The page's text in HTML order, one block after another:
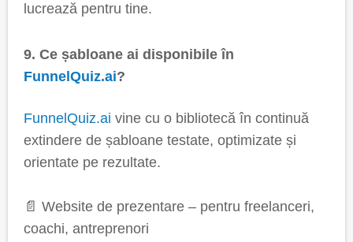
lucrează pentru tine.
9. Ce șabloane ai disponibile în
FunnelQuiz.ai?
FunnelQuiz.ai vine cu o bibliotecă în continuă
extindere de șabloane testate, optimizate și
orientate pe rezultate.
📄 Website de prezentare – pentru freelanceri,
coachi, antreprenori